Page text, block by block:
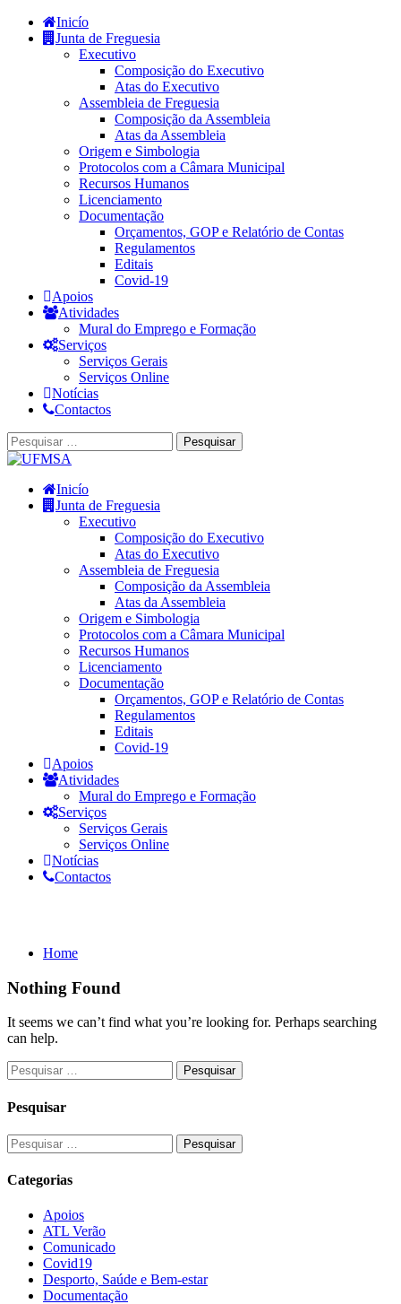
Inicío
Junta de Freguesia
Executivo
Composição do Executivo
Atas do Executivo
Assembleia de Freguesia
Composição da Assembleia
Atas da Assembleia
Origem e Simbologia
Protocolos com a Câmara Municipal
Recursos Humanos
Licenciamento
Documentação
Orçamentos, GOP e Relatório de Contas
Regulamentos
Editais
Covid-19
Apoios
Atividades
Mural do Emprego e Formação
Serviços
Serviços Gerais
Serviços Online
Notícias
Contactos
Inicío
Junta de Freguesia
Executivo
Composição do Executivo
Atas do Executivo
Assembleia de Freguesia
Composição da Assembleia
Atas da Assembleia
Origem e Simbologia
Protocolos com a Câmara Municipal
Recursos Humanos
Licenciamento
Documentação
Orçamentos, GOP e Relatório de Contas
Regulamentos
Editais
Covid-19
Apoios
Atividades
Mural do Emprego e Formação
Serviços
Serviços Gerais
Serviços Online
Notícias
Contactos
Home
Nothing Found
It seems we can’t find what you’re looking for. Perhaps searching
can help.
Pesquisar
Categorias
Apoios
ATL Verão
Comunicado
Covid19
Desporto, Saúde e Bem-estar
Documentação